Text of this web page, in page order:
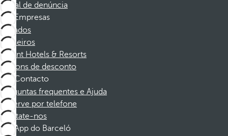
Canal de denúncia
Empresas
Afiliados
Parceiros
Dorint Hotels & Resorts
Cupons de desconto
Contacto
Perguntas frequentes e Ajuda
Reserve por telefone
Contate-nos
App do Barceló